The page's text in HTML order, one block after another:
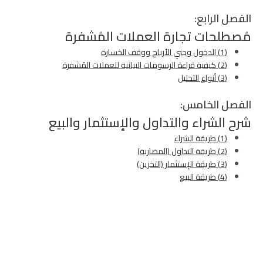
الفصل الرابع:
مُصطلحات تجارة العملات المُشفرة
(1) الدخول وجني الأرباح ووقف الخسارة
(2) كيفية قراءة الرسومات البيانية للعملات المُشفرة
(3) أنواع التحليل
الفصل الخامس:
شرح الشراء والتداول والإستثمار والبيع
(1) طريقة الشراء
(2) طريقة التداول (المضاربة)
(3) طريقة الإستثمار (التخزين)
(4) طريقة البيع